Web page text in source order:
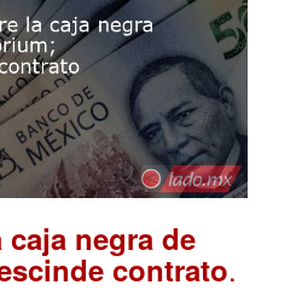
caja negra de
contrato.